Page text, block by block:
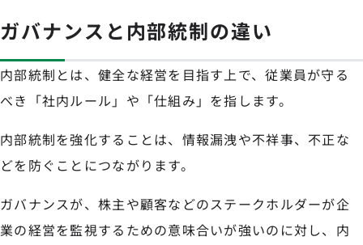
ガバナンスと内部統制の違い
内部統制とは、健全な経営を目指す上で、従業員が守る
べき「社内ルール」や「仕組み」を指します。
内部統制を強化することは、情報漏洩や不祥事、不正な
どを防ぐことにつながります。
ガバナンスが、株主や顧客などのステークホルダーが企
業の経営を監視するための意味合いが強いのに対し、内